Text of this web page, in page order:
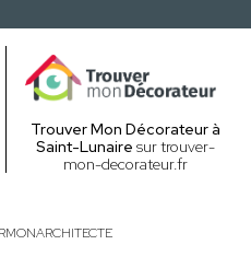
Trouver Mon Décorateur à
Saint-Lunaire sur trouver-
mon-decorateur.fr